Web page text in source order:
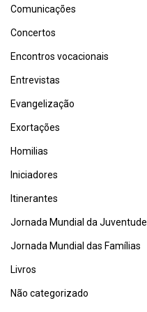
Comunicações
Concertos
Encontros vocacionais
Entrevistas
Evangelização
Exortações
Homilias
Iniciadores
Itinerantes
Jornada Mundial da Juventude
Jornada Mundial das Famílias
Livros
Não categorizado